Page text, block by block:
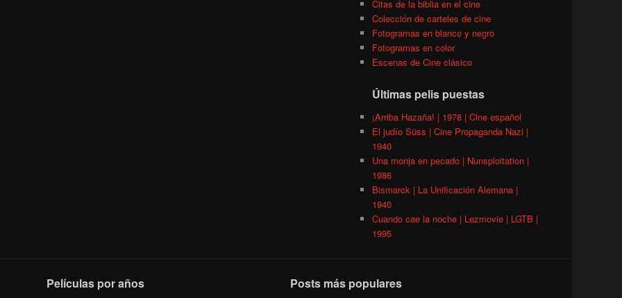
Citas de la biblia en el cine
Colección de carteles de cine
Fotogramas en blanco y negro
Fotogramas en color
Escenas de Cine clásico
Últimas pelis puestas
¡Arriba Hazaña! | 1978 | Cine español
El judío Süss | Cine Propaganda Nazi |
1940
Una monja en pecado | Nunsploitation |
1986
Bismarck | La Unificación Alemana |
1940
Cuando cae la noche | Lezmovie | LGTB |
1995
Películas por años Posts más populares